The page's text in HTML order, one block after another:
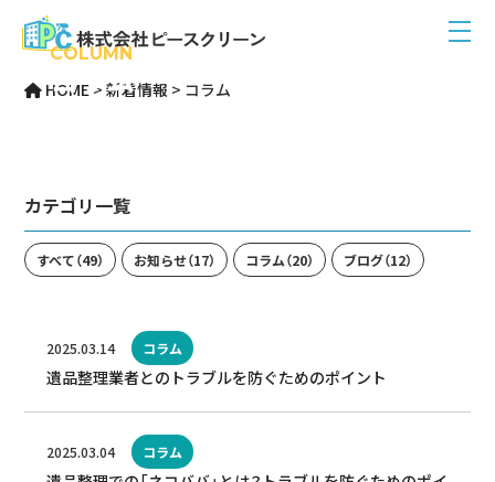
COLUMN
コラム
HOME >新着情報 > コラム
カテゴリ一覧
すべて（49） お知らせ（17） コラム（20） ブログ（12）
2025.03.14 コラム
遺品整理業者とのトラブルを防ぐためのポイント
2025.03.04 コラム